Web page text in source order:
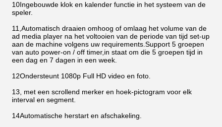
10Ingebouwde klok en kalender functie in het systeem van de
speler.
11,Automatisch draaien omhoog of omlaag het volume van de
ad media player na het voltooien van de periode van tijd set-up
aan de machine volgens uw requirements.Support 5 groepen
van auto power-on / off timer,in staat om die 5 groepen tijd in
een dag en 7 dagen in een week.
12Ondersteunt 1080p Full HD video en foto.
13, met een scrollend merker en hoek-pictogram voor elk
interval en segment.
14Automatische herstart en afschakeling.